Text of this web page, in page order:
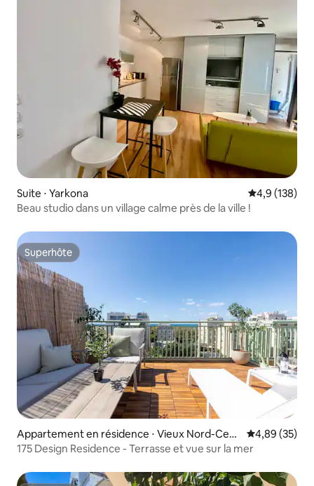
Suite ⋅ Yarkona Évaluation
4,9 (138)
Beau studio dans un village calme près de la ville !
Superhôte
Superhôte
Appartement en résidence ⋅ Vieux Nord-Cent
re
Évaluation
4,89 (35)
175 Design Residence - Terrasse et vue sur la mer